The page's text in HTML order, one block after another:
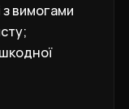
з вимогами